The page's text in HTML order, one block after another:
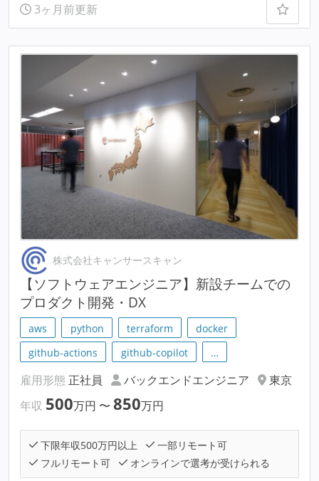
3ヶ月前更新
株式会社キャンサースキャン
【ソフトウェアエンジニア】新設チームでの
プロダクト開発・DX
aws python terraform
docker
github-actions
github-copilot …
雇用形態 正社員 バックエンドエンジニア
東京
年収 500万円 〜 850万円
下限年収500万円以上
一部リモート可
フルリモート可
オンラインで選考が受けられる